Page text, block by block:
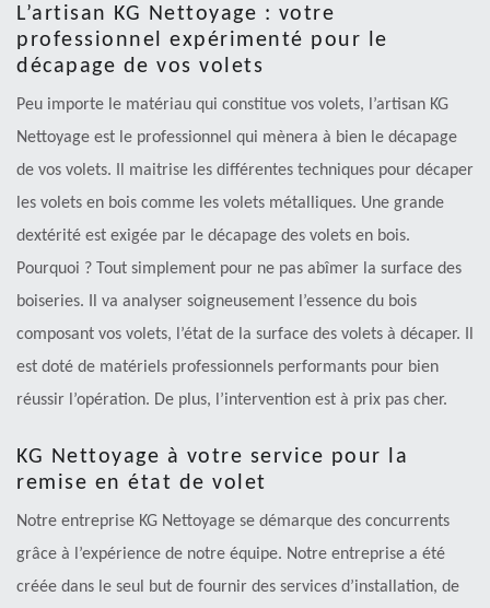
L’artisan KG Nettoyage : votre
professionnel expérimenté pour le
décapage de vos volets
Peu importe le matériau qui constitue vos volets, l’artisan KG
Nettoyage est le professionnel qui mènera à bien le décapage
de vos volets. Il maitrise les différentes techniques pour décaper
les volets en bois comme les volets métalliques. Une grande
dextérité est exigée par le décapage des volets en bois.
Pourquoi ? Tout simplement pour ne pas abîmer la surface des
boiseries. Il va analyser soigneusement l’essence du bois
composant vos volets, l’état de la surface des volets à décaper. Il
est doté de matériels professionnels performants pour bien
réussir l’opération. De plus, l’intervention est à prix pas cher.
KG Nettoyage à votre service pour la
remise en état de volet
Notre entreprise KG Nettoyage se démarque des concurrents
grâce à l’expérience de notre équipe. Notre entreprise a été
créée dans le seul but de fournir des services d’installation, de